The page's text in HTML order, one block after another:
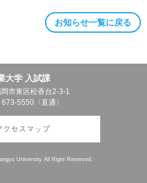
お知らせ一覧に戻る
大学 入試課
市東区松香台2-3-1
〈直通〉
University All Right Reserved.